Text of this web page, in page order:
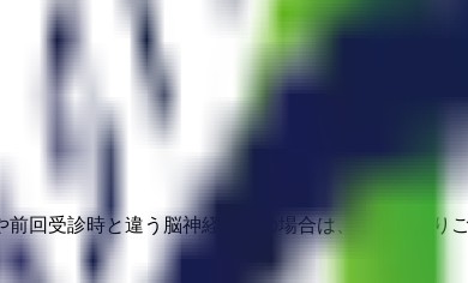
回受診時と違う脳神経症状の場合は、こちらよ